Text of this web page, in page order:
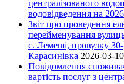
централізованого
водовідведення на
Звіт про проведення
перейменування
с. Лемеші, провулку
Карасинівка 2026-03-
Повідомлення
вартість послуг з